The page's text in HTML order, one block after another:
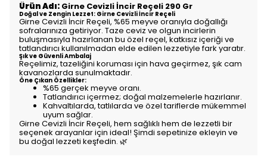
Ürün Adı: Girne Cevizli İncir Reçeli 290 Gr
Doğal ve Zengin Lezzet: Girne Cevizli İncir Reçeli
Girne Cevizli İncir Reçeli, %65 meyve oranıyla doğallığı
sofralarınıza getiriyor. Taze ceviz ve olgun incirlerin
buluşmasıyla hazırlanan bu özel reçel, katkısız içeriği ve
tatlandırıcı kullanılmadan elde edilen lezzetiyle fark yaratır.
Şık ve Güvenli Ambalaj
Reçelimiz, tazeliğini koruması için hava geçirmez, şık cam
kavanozlarda sunulmaktadır.
Öne Çıkan Özellikler:
%65 gerçek meyve oranı.
Tatlandırıcı içermez; doğal malzemelerle hazırlanır.
Kahvaltılarda, tatlılarda ve özel tariflerde mükemmel
uyum sağlar.
Girne Cevizli İncir Reçeli, hem sağlıklı hem de lezzetli bir
seçenek arayanlar için ideal! Şimdi sepetinize ekleyin ve
bu doğal lezzeti keşfedin. 🌿